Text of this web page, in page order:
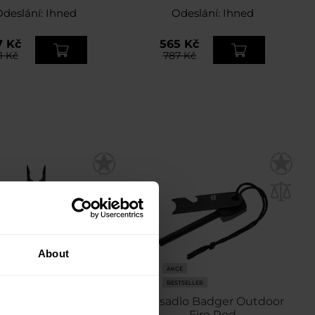
About
Ihned
Kč
Kč
Odeslání: Ihned
565 Kč
787 Kč
AKCE
BESTSELLER
Křesadlo Badger Outdoor